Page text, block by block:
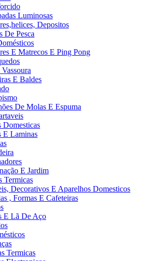
Luminosas
Depositos
De Pesca
E Matrecos E Ping Pong
E Baldes
De Molas E Espuma
Domesticas
E Laminas
E Jardim
Termicas
Decorativos E Aparelhos Domesticos
, Formas E Cafeteiras
E Lã De Aço
Termicas